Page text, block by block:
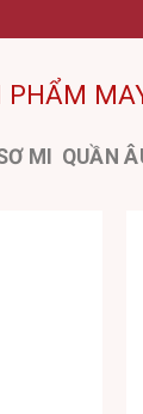
PHẨM
MI QUẦN